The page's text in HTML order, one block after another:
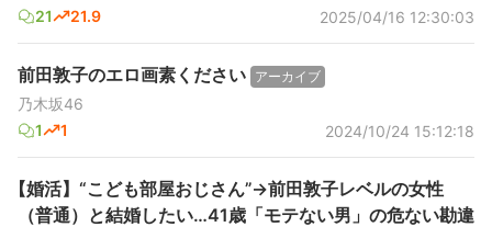
21
21.9 2025/04/16 12:30:03
前田敦子のエロ画素ください アーカイブ
乃木坂46
1
1 2024/10/24 15:12:18
【婚活】“こども部屋おじさん”→前田敦子レベルの女性
（普通）と結婚したい…41歳「モテない男」の危ない勘違